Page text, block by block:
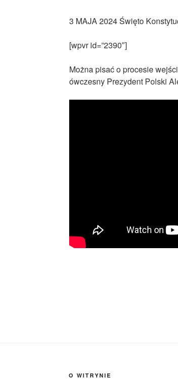
3 MAJA 2024 Święto
[wpvr id=”2390″]
Można pisać o procesie
ówczesny Prezydent Polski
O WITRYNIE